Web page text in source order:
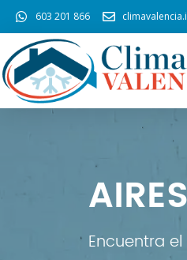
603 201 866
Encuentra